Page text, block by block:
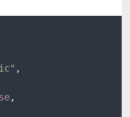
,
,